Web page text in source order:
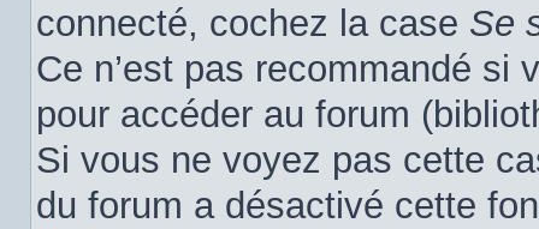
connecté, cochez la case Se
Ce n’est pas recommandé si
pour accéder au forum
Si vous ne voyez pas cette
du forum a désactivé cette